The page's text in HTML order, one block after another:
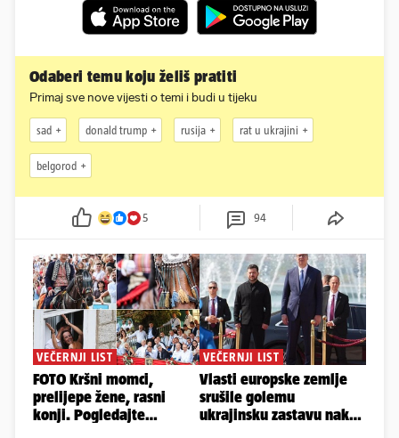
Odaberi temu koju želiš pratiti
Primaj sve nove vijesti o temi i budi u tijeku
sad donald trump rusija rat u ukrajini
belgorod
5 94